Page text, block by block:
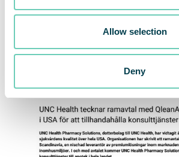
Allow selection
Deny
vårdtjänster till ett värde av mer än
North Carolina. Våra sjukhus har fått
och erkännande för kvalitetsvård,
tillunchealth.org.